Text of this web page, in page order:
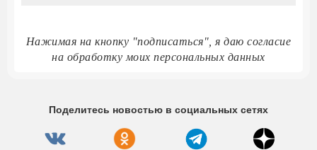
Нажимая на кнопку "подписаться", я даю согласие
на обработку моих персональных данных
Поделитесь новостью в социальных сетях